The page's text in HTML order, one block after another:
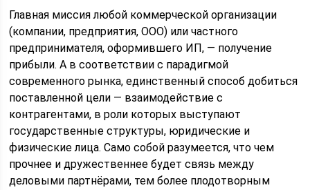
Главная миссия любой коммерческой организации
(компании, предприятия, ООО) или частного
предпринимателя, оформившего ИП, — получение
прибыли. А в соответствии с парадигмой
современного рынка, единственный способ добиться
поставленной цели — взаимодействие с
контрагентами, в роли которых выступают
государственные структуры, юридические и
физические лица. Само собой разумеется, что чем
прочнее и дружественнее будет связь между
деловыми партнёрами, тем более плодотворным